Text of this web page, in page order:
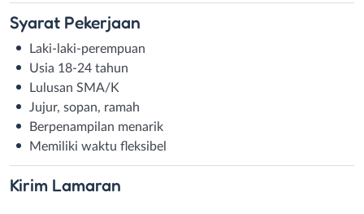
Syarat Pekerjaan
Laki-laki-perempuan
Usia 18-24 tahun
Lulusan SMA/K
Jujur, sopan, ramah
Berpenampilan menarik
Memiliki waktu fleksibel
Kirim Lamaran